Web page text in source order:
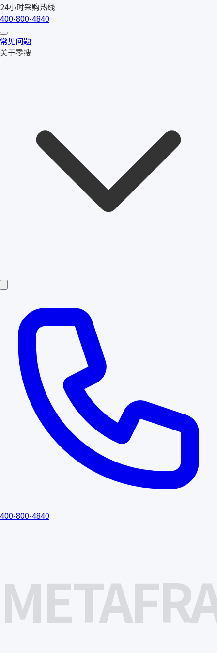
24小时采购热线
400-800-4840
常见问题
关于零搜
400-800-4840